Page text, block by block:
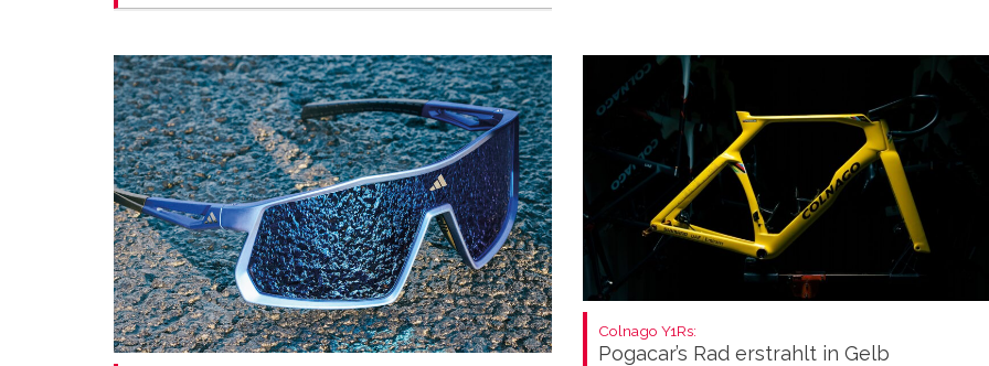
Colnago Y1Rs:
Pogacar’s Rad erstrahlt in Gelb